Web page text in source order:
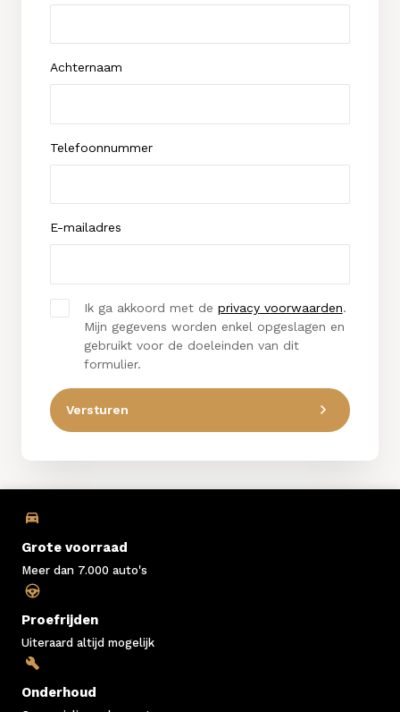
Achternaam
Telefoonnummer
E-mailadres
Ik ga akkoord met de privacy voorwaarden.
Mijn gegevens worden enkel opgeslagen en
gebruikt voor de doeleinden van dit
formulier.
Versturen
Grote voorraad
Meer dan 7.000 auto's
Proefrijden
Uiteraard altijd mogelijk
Onderhoud